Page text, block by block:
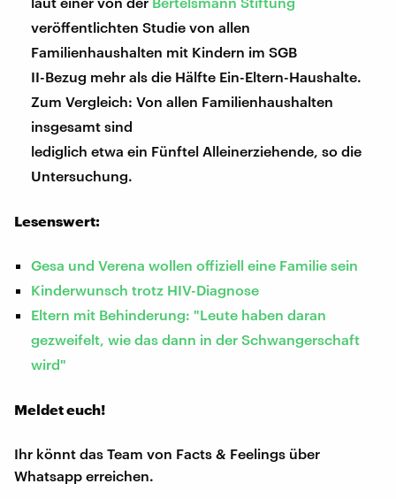
veröffentlichten Studie von allen
Familienhaushalten mit Kindern im SGB
II-Bezug mehr als die Hälfte Ein-Eltern-Haushalte.
Zum Vergleich: Von allen Familienhaushalten
insgesamt sind
lediglich etwa ein Fünftel Alleinerziehende, so die
Untersuchung.
Lesenswert:
Gesa und Verena wollen offiziell eine Familie sein
Kinderwunsch trotz HIV-Diagnose
Eltern mit Behinderung: "Leute haben daran
gezweifelt, wie das dann in der Schwangerschaft
wird"
Meldet euch!
Ihr könnt das Team von Facts & Feelings über
Whatsapp erreichen.